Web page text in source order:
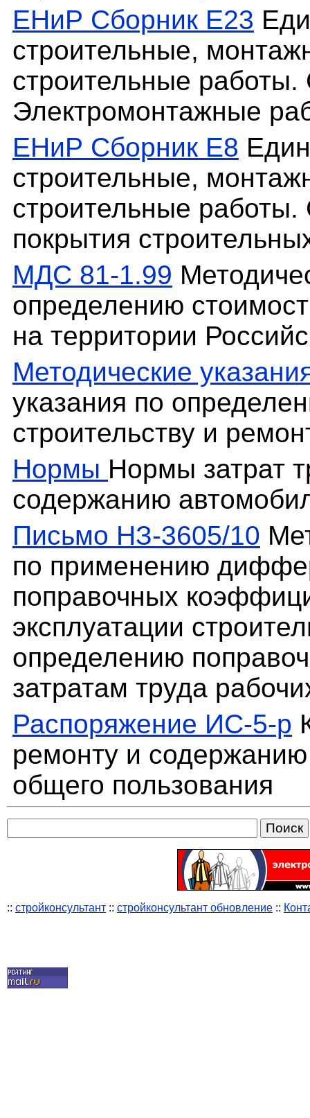
ЕНиР Сборник Е23
строительные,
строительные
Электромонтажные
ЕНиР Сборник Е8
строительные,
строительные
покрытия
МДС 81-1.99
определению
на территории
Методические
указания по
строительству и
Нормы Нормы затрат
содержанию
Письмо НЗ-3605/10
по применению
поправочных
эксплуатации
определению
затратам труда
Распоряжение ИС-5-р
ремонту и
общего пользования
:: стройконсультант :: стройконсультант обновление ::